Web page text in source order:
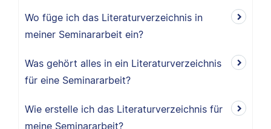
Wo füge ich das Literaturverzeichnis in
meiner Seminararbeit ein?
Was gehört alles in ein Literaturverzeichnis
für eine Seminararbeit?
Wie erstelle ich das Literaturverzeichnis für
meine Seminararbeit?